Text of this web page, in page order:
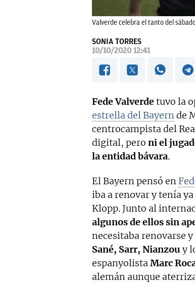
Valverde celebra el tanto del
SONIA TORRES
10/10/2020 12:41
Fede Valverdetuvo la
estrella del Bayernde
centrocampista del
digital, pero ni el
la entidad bávara.
El Bayern pensó en
iba a renovar y tenía
Klopp. Junto al
algunos de ellos sin
necesitaba renovarse
Sané, Sarr, Nianzou y
espanyolistaMarc
alemán aunque